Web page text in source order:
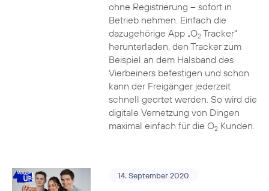
ohne Registrierung – sofort in
Betrieb nehmen. Einfach die
dazugehörige App „O2Tracker“
herunterladen, den Tracker zum
Beispiel an dem Halsband des
Vierbeiners befestigen und schon
kann der Freigänger jederzeit
schnell geortet werden. So wird die
digitale Vernetzung von Dingen
maximal einfach für die O2Kunden.
14. September 2020